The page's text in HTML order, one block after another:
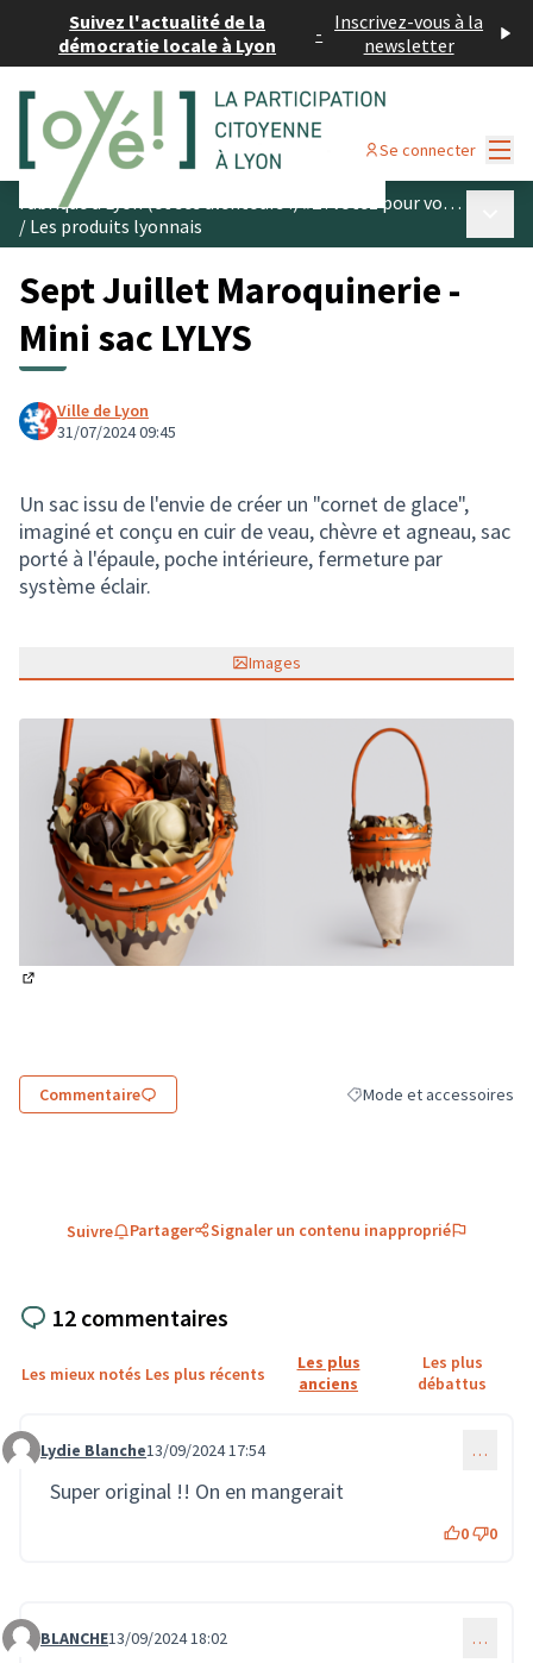
Suivez l'actualité de la
démocratie locale à Lyon
- Inscrivez-vous à la
newsletter
Se connecter
Fabriqué à Lyon (et ses alentours !) #2 : votez pour vos produits préférés
/ Les produits lyonnais
Sept Juillet Maroquinerie -
Mini sac LYLYS
Ville de Lyon
31/07/2024 09:45
Un sac issu de l'envie de créer un "cornet de glace",
imaginé et conçu en cuir de veau, chèvre et agneau, sac
porté à l'épaule, poche intérieure, fermeture par
système éclair.
Images
Commentaire Filtrer les résultats de la
Mode et accessoires
Suivre Partager Signaler un contenu inapproprié
12 commentaires
Les mieux notés Les plus récents
Les plus
anciens
Les plus
débattus
Commentaire 2089
Lydie Blanche13/09/2024 17:54 …
Super original !! On en mangerait
0 0
Commentaire 2091
BLANCHE13/09/2024 18:02 …